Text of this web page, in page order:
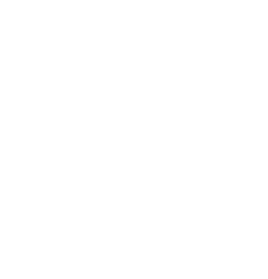
Italia!
falsare la abima abilita di
luogo, accetti la nostra